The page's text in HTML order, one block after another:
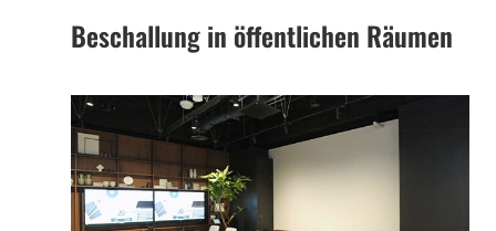
Beschallung in öffentlichen Räumen